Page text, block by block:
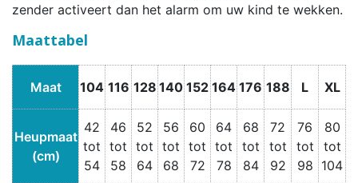
zender activeert dan het alarm om uw kind te wekken.
Maattabel
Maat 104 116 128 140 152 164 176 188 L XL
Heupmaat
(cm)
42
tot
54
46
tot
58
52
tot
64
56
tot
68
60
tot
72
64
tot
78
68
tot
84
72
tot
92
76
tot
98
80
tot
104